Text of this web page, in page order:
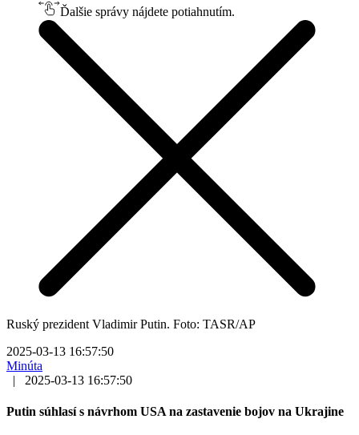
Ďalšie správy nájdete potiahnutím.
Ruský prezident Vladimir Putin. Foto: TASR/AP
2025-03-13 16:57:50
Minúta
|
2025-03-13 16:57:50
Putin súhlasí s návrhom USA na zastavenie bojov na Ukrajine